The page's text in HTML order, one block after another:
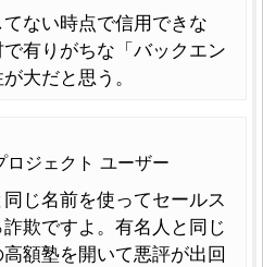
ない時点で信用できな
有りがちな「バックエン
大だと思う。
ロジェクト ユーザー
じ名前を使ってセールス
欺ですよ。有名人と同じ
額塾を開いて悪評が出回